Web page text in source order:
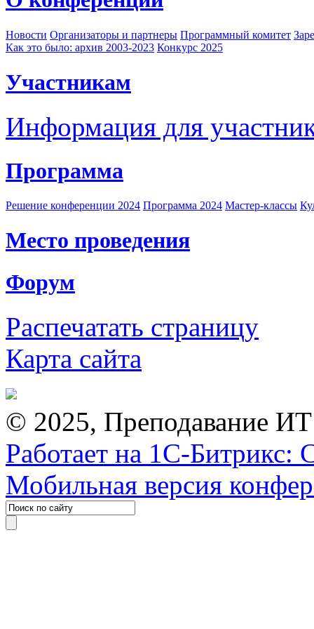
Новости Организаторы и партнеры Программный комитет
Как это было: архив 2003-2023 Конкурс 2025
Участникам
Информация для
Программа
Решение конференции 2024 Программа 2024 Мастер-классы
Место проведения
Форум
Распечатать страницу
Карта сайта
© 2025, Преподавание
Работает на 1С-Битрикс:
Мобильная версия